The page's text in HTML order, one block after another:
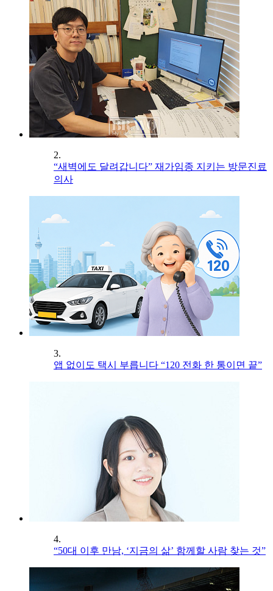
2.
“새벽에도 달려갑니다” 재가임종 지키는 방문진료
의사
3.
앱 없이도 택시 부릅니다 “120 전화 한 통이면 끝”
4.
“50대 이후 만남, ‘지금의 삶’ 함께할 사람 찾는 것”